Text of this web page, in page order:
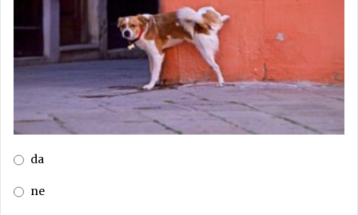
da
ne